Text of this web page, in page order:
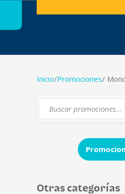
Inicio/Promociones/
Otras categorías